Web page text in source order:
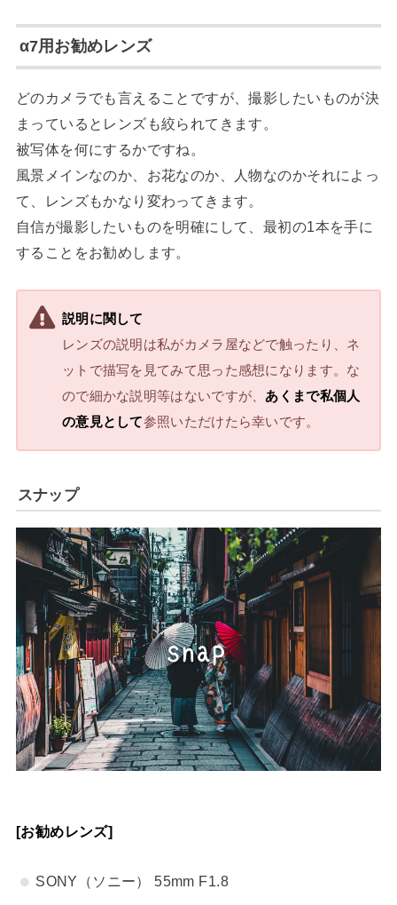
α7用お勧めレンズ
どのカメラでも言えることですが、撮影したいものが決
まっているとレンズも絞られてきます。
被写体を何にするかですね。
風景メインなのか、お花なのか、人物なのかそれによっ
て、レンズもかなり変わってきます。
自信が撮影したいものを明確にして、最初の1本を手に
することをお勧めします。
説明に関して
レンズの説明は私がカメラ屋などで触ったり、ネ
ットで描写を見てみて思った感想になります。な
ので細かな説明等はないですが、 あくまで私個人
の意見として参照いただけたら幸いです。
スナップ
[お勧めレンズ]
SONY（ソニー） 55mm F1.8